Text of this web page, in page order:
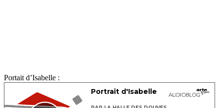
Portait d’Isabelle :